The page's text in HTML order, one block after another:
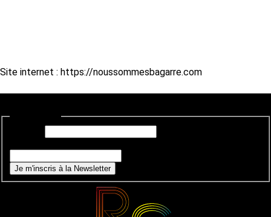
Site internet : https://noussommesbagarre.com
Je m'inscris à la Newsletter